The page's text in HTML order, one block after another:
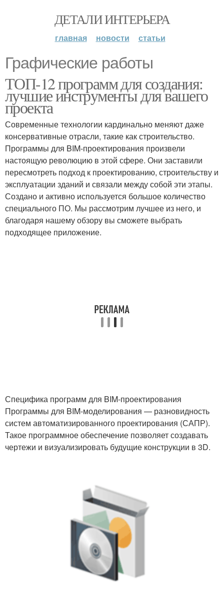
ДЕТАЛИ ИНТЕРЬЕРА
главная новости статьи
Графические работы
ТОП-12 программ для создания:
лучшие инструменты для вашего
проекта
Современные технологии кардинально меняют даже
консервативные отрасли, такие как строительство.
Программы для BIM-проектирования произвели
настоящую революцию в этой сфере. Они заставили
пересмотреть подход к проектированию, строительству и
эксплуатации зданий и связали между собой эти этапы.
Создано и активно используется большое количество
специального ПО. Мы рассмотрим лучшее из него, и
благодаря нашему обзору вы сможете выбрать
подходящее приложение.
Специфика программ для BIM-проектирования
Программы для BIM-моделирования — разновидность
систем автоматизированного проектирования (САПР).
Такое программное обеспечение позволяет создавать
чертежи и визуализировать будущие конструкции в 3D.